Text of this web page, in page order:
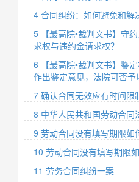
4 合同纠纷：如何避免和解
5 【最高院•裁判文书】守
求权与违约金请求权？
6 【最高院•裁判文书】鉴
作出鉴定意见​，法院可否予
7 确认合同无效应有时间限
8 中华人民共和国劳动合同
9 劳动合同没有填写期限如
10 劳动合同没有填写期限
11 劳务合同纠纷一案